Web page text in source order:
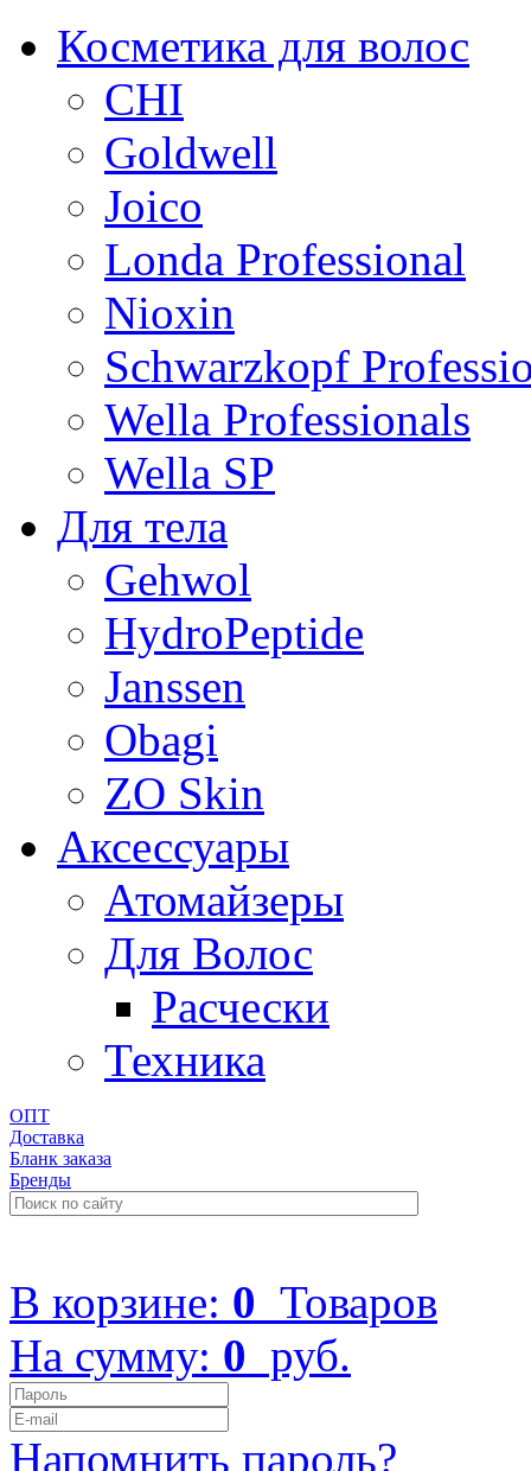
Косметика для волос
CHI
Goldwell
Joico
Londa Professional
Nioxin
Schwarzkopf
Wella Professionals
Wella SP
Для тела
Gehwol
HydroPeptide
Janssen
Obagi
ZO Skin
Aксессуары
Атомайзеры
Для Волос
Расчески
Техника
ОПТ
Доставка
Бланк заказа
Бренды
В корзине: 0 Товаров
На сумму: 0 руб.
Напомнить пароль?